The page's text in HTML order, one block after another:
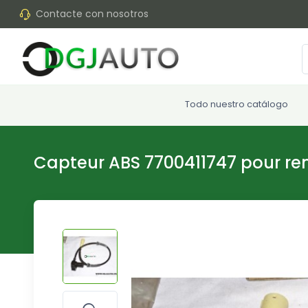
Contacte con nosotros
Todo nuestro catálogo
Capteur ABS 7700411747 pour